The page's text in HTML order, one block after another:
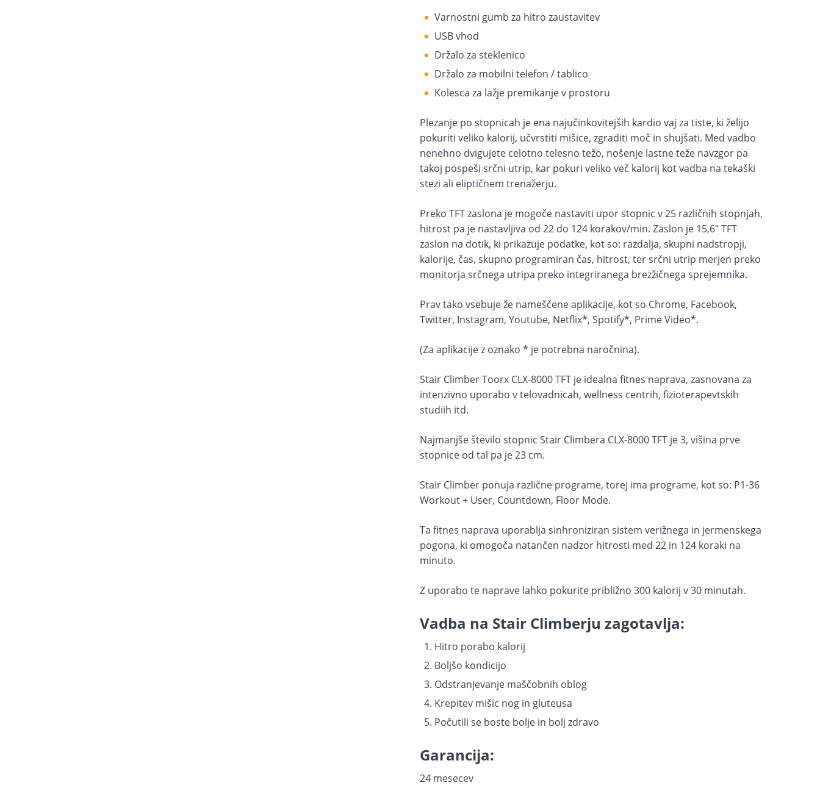
Varnostni gumb za hitro zaustavitev
USB vhod
Držalo za steklenico
Držalo za mobilni telefon / tablico
Kolesca za lažje premikanje v prostoru
Plezanje po stopnicah je ena najučinkovitejših kardio vaj za tiste, ki želijo
pokuriti veliko kalorij, učvrstiti mišice, zgraditi moč in shujšati. Med vadbo
nenehno dvigujete celotno telesno težo, nošenje lastne teže navzgor pa
takoj pospeši srčni utrip, kar pokuri veliko več kalorij kot vadba na tekaški
stezi ali eliptičnem trenažerju.
Preko TFT zaslona je mogoče nastaviti upor stopnic v 25 različnih stopnjah,
hitrost pa je nastavljiva od 22 do 124 korakov/min. Zaslon je 15,6" TFT
zaslon na dotik, ki prikazuje podatke, kot so: razdalja, skupni nadstropji,
kalorije, čas, skupno programiran čas, hitrost, ter srčni utrip merjen preko
monitorja srčnega utripa preko integriranega brezžičnega sprejemnika.
Prav tako vsebuje že nameščene aplikacije, kot so Chrome, Facebook,
Twitter, Instagram, Youtube, Netflix*, Spotify*, Prime Video*.
(Za aplikacije z oznako * je potrebna naročnina).
Stair Climber Toorx CLX-8000 TFT je idealna fitnes naprava, zasnovana za
intenzivno uporabo v telovadnicah, wellness centrih, fizioterapevtskih
studiih itd.
Najmanjše število stopnic Stair Climbera CLX-8000 TFT je 3, višina prve
stopnice od tal pa je 23 cm.
Stair Climber ponuja različne programe, torej ima programe, kot so: P1-36
Workout + User, Countdown, Floor Mode.
Ta fitnes naprava uporablja sinhroniziran sistem verižnega in jermenskega
pogona, ki omogoča natančen nadzor hitrosti med 22 in 124 koraki na
minuto.
Z uporabo te naprave lahko pokurite približno 300 kalorij v 30 minutah.
Vadba na Stair Climberju zagotavlja:
Hitro porabo kalorij
Boljšo kondicijo
Odstranjevanje maščobnih oblog
Krepitev mišic nog in gluteusa
Počutili se boste bolje in bolj zdravo
Garancija:
24 mesecev